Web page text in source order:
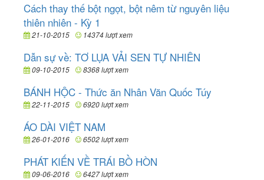
Cách thay thế bột ngọt, bột nêm từ nguyên liệu
thiên nhiên - Kỳ 1
21-10-2015 14374 lượt xem
Dẫn sự về: TƠ LỤA VẢI SEN TỰ NHIÊN
09-10-2015 8368 lượt xem
BÁNH HỘC - Thức ăn Nhân Văn Quốc Túy
22-11-2015 6920 lượt xem
ÁO DÀI VIỆT NAM
26-01-2016 6502 lượt xem
PHÁT KIẾN VỀ TRÁI BỒ HÒN
09-06-2016 6427 lượt xem